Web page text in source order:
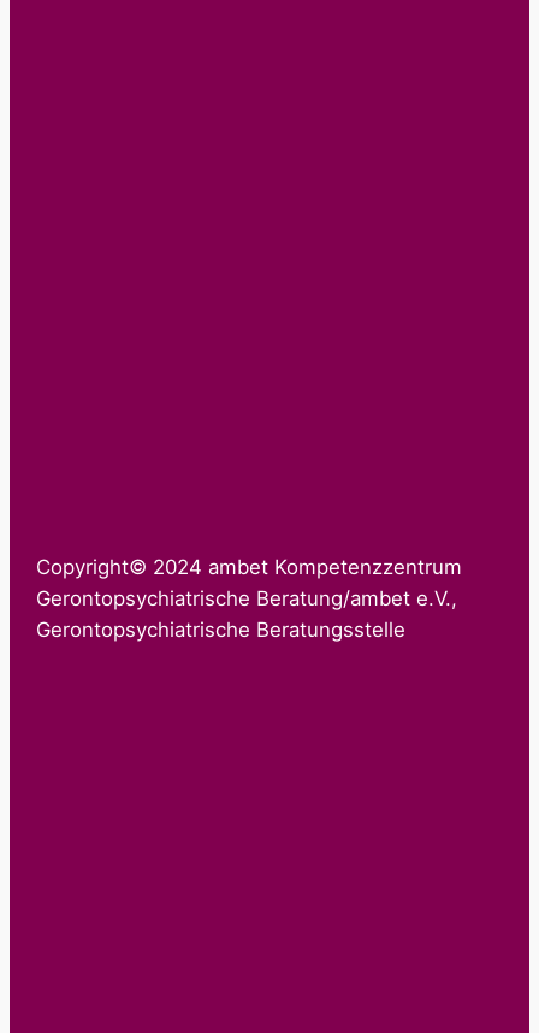
Copyright© 2024 ambet Kompetenzzentrum
Gerontopsychiatrische Beratung/ambet e.V.,
Gerontopsychiatrische Beratungsstelle